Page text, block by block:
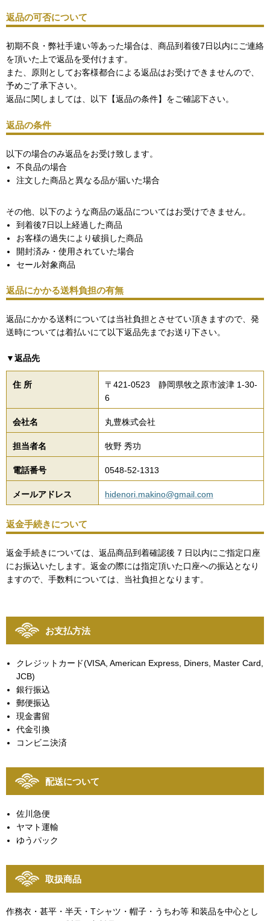
返品の可否について
初期不良・弊社手違い等あった場合は、商品到着後7日以内にご連絡
を頂いた上で返品を受付けます。
また、原則としてお客様都合による返品はお受けできませんので、
予めご了承下さい。
返品に関しましては、以下【返品の条件】をご確認下さい。
返品の条件
以下の場合のみ返品をお受け致します。
不良品の場合
注文した商品と異なる品が届いた場合
その他、以下のような商品の返品についてはお受けできません。
到着後7日以上経過した商品
お客様の過失により破損した商品
開封済み・使用されていた場合
セール対象商品
返品にかかる送料負担の有無
返品にかかる送料については当社負担とさせてい頂きますので、発
送時については着払いにて以下返品先までお送り下さい。
▼返品先
住 所
〒421-0523 静岡県牧之原市波津 1-30-
6
会社名 丸豊株式会社
担当者名 牧野 秀功
電話番号 0548-52-1313
メールアドレス hidenori.makino@gmail.com
返金手続きについて
返金手続きについては、返品商品到着確認後 7 日以内にご指定口座
にお振込いたします。返金の際には指定頂いた口座への振込となり
ますので、手数料については、当社負担となります。
お支払方法
クレジットカード(VISA, American Express, Diners, Master Card,
JCB)
銀行振込
郵便振込
現金書留
代金引換
コンビニ決済
配送について
佐川急便
ヤマト運輸
ゆうパック
取扱商品
作務衣・甚平・半天・Tシャツ・帽子・うちわ等 和装品を中心とし